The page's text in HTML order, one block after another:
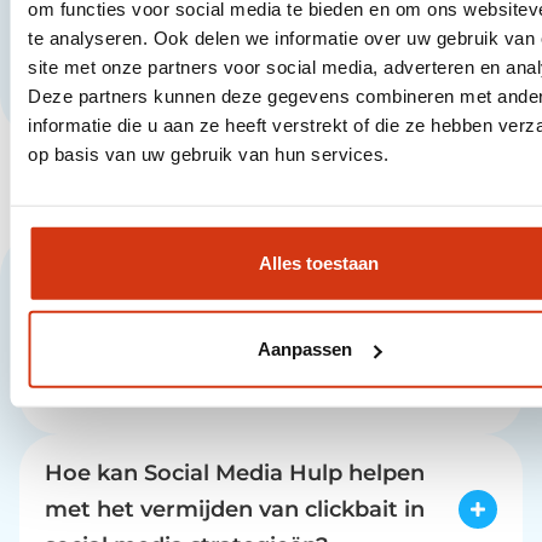
om functies voor social media te bieden en om ons
te analyseren. Ook delen we informatie over uw gebruik van
site met onze partners voor social media, adverteren en
Deze partners kunnen deze gegevens combineren met
informatie die u aan ze heeft verstrekt of die ze hebben
op basis van uw gebruik van hun services.
Alles toestaan
Aanpassen
Verzenden
Veelgestelde vragen
Wat is Social Media Hulp's standpunt
over clickbait?
misleidende tactiek die doelbewust
sensationele titels of afbeeldingen gebruikt
om onterechte verwachtingen te scheppen.
Hoe kan Social Media Hulp helpen
met het vermijden van clickbait in